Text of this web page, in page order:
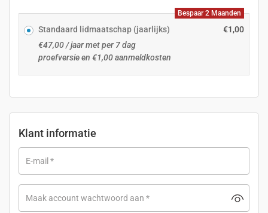
Bespaar 2 Maanden
Standaard lidmaatschap (jaarlijks)
€47,00/ jaar met per 7 dag
proefversie en €1,00aanmeldkosten
€1,00
Klant informatie
E-mail *
Maak account wachtwoord aan *